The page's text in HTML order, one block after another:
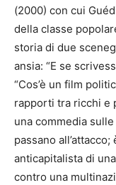
(2000) con cui
della classe
storia di due
ansia: “E se
“Cos’è un film
rapporti tra ricchi e
una commedia
passano
anticapitalista di
contro una